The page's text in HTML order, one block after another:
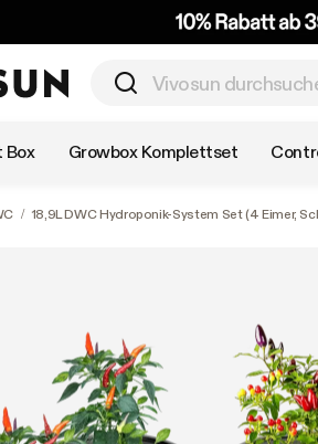
Box Growbox Komplettset
/ 18,9L DWC Hydroponik-System Set (4 Eimer,